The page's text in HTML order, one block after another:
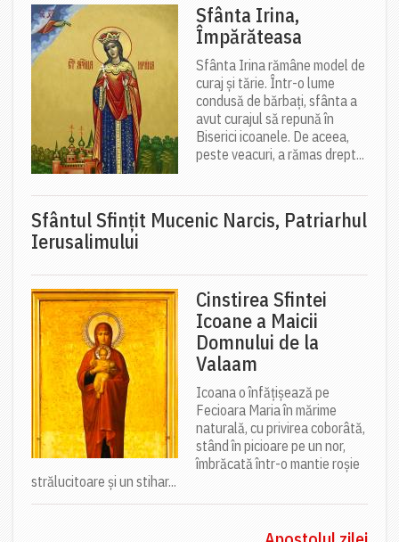
Sfânta Irina,
Împărăteasa
Sfânta Irina rămâne model de
curaj și tărie. Într-o lume
condusă de bărbați, sfânta a
avut curajul să repună în
Biserici icoanele. De aceea,
peste veacuri, a rămas drept...
Sfântul Sfinţit Mucenic Narcis, Patriarhul
Ierusalimului
Cinstirea Sfintei
Icoane a Maicii
Domnului de la
Valaam
Icoana o înfățișează pe
Fecioara Maria în mărime
naturală, cu privirea coborâtă,
stând în picioare pe un nor,
îmbrăcată într-o mantie roșie
strălucitoare și un stihar...